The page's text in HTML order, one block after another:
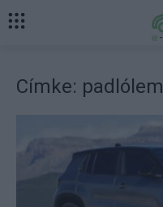
Címke: